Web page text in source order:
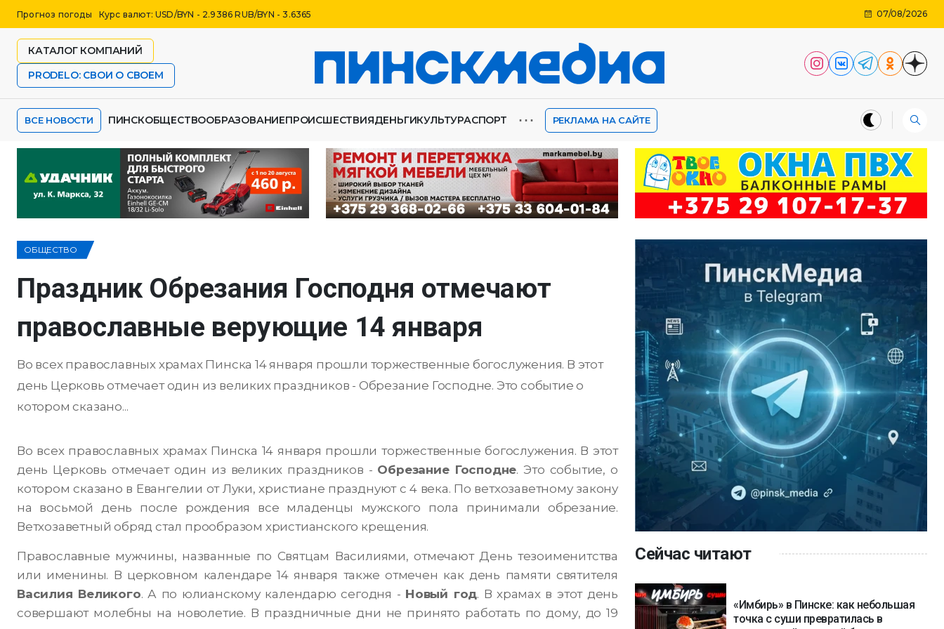
Прогноз погоды Курс валют: USD/BYN - 2.9386 RUB/BYN - 3.6365 07/08/2026
КАТАЛОГ КОМПАНИЙ
PRODELO: СВОИ О СВОЕМ
ВСЕ НОВОСТИ ПИНСКОБЩЕСТВООБРАЗОВАНИЕПРОИСШЕСТВИЯДЕНЬГИКУЛЬТУРАСПОРТ ⋯ РЕКЛАМА НА САЙТЕ
ОБЩЕСТВО
Праздник Обрезания Господня отмечают
православные верующие 14 января
Во всех православных храмах Пинска 14 января прошли торжественные богослужения. В этот
день Церковь отмечает один из великих праздников - Обрезание Господне. Это событие о
котором сказано...
Во всех православных храмах Пинска 14 января прошли торжественные богослужения. В этот
день Церковь отмечает один из великих праздников - Обрезание Господне. Это событие, о
котором сказано в Евангелии от Луки, христиане празднуют с 4 века. По ветхозаветному закону
на восьмой день после рождения все младенцы мужского пола принимали обрезание.
Ветхозаветный обряд стал прообразом христианского крещения.
Православные мужчины, названные по Святцам Василиями, отмечают День тезоименитства
или именины. В церковном календаре 14 января также отмечен как день памяти святителя
Василия Великого. А по юлианскому календарю сегодня - Новый год. В храмах в этот день
совершают молебны на новолетие. В праздничные дни не принято работать по дому, до 19
Сейчас читают
«Имбирь» в Пинске: как небольшая
точка с суши превратилась в